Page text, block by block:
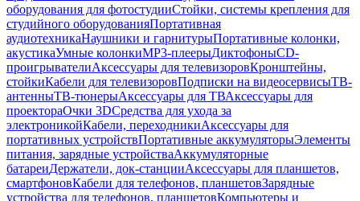
оборудования для фотостудииСтойки, системы крепления для
студийного оборудованияПортативная
аудиотехникаНаушники и гарнитурыПортативные колонки,
акустикаУмные колонкиMP3-плеерыДиктофоныCD-
проигрывателиАксессуары для телевизоровКронштейны,
стойкиКабели для телевизоровПодписки на видеосервисыТВ-
антенныТВ-тюнерыАксессуары для ТВАксессуары для
проектораОчки 3DСредства для ухода за
электроникойКабели, переходникиАксессуары для
портативных устройствПортативные аккумуляторыЭлементы
питания, зарядные устройстваАккумуляторные
батареиДержатели, док-станцииАксессуары для планшетов,
смартфоновКабели для телефонов, планшетовЗарядные
устройства для телефонов, планшетовКомпьютеры и